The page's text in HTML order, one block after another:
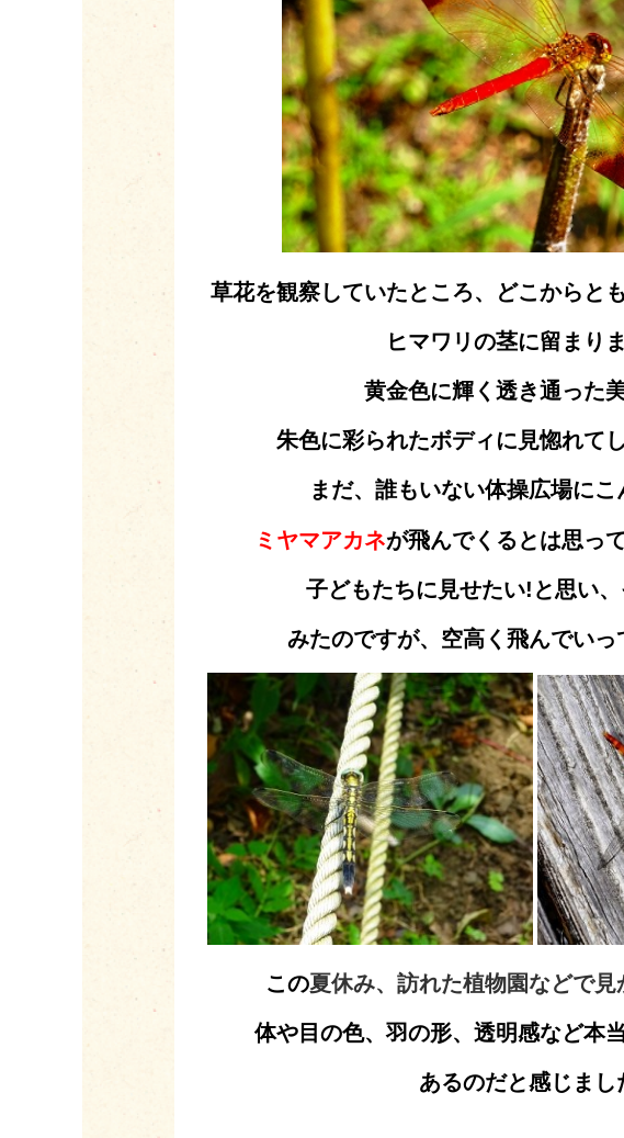
草花を観察していたところ、どこからと
ヒマワリの茎に留まり
黄金色に輝く透き通った
朱色に彩られたボディに見惚れて
まだ、誰もいない体操広場に
ミヤマアカネが飛んでくるとは思っ
子どもたちに見せたい!と思い
みたのですが、空高く飛んでい
この夏休み、訪れた植物園などで見
体や目の色、羽の形、透明感など本
あるのだと感じまし